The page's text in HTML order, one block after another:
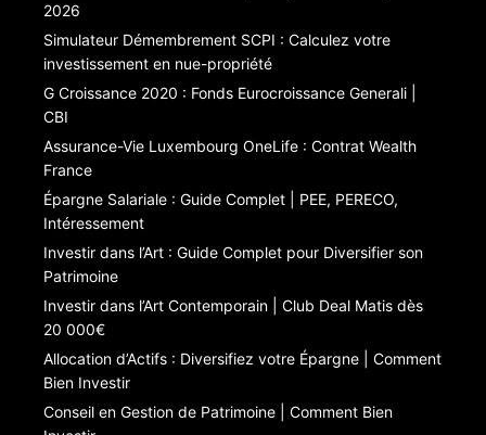
2026
Simulateur Démembrement SCPI : Calculez votre
investissement en nue-propriété
G Croissance 2020 : Fonds Eurocroissance Generali |
CBI
Assurance-Vie Luxembourg OneLife : Contrat Wealth
France
Épargne Salariale : Guide Complet | PEE, PERECO,
Intéressement
Investir dans l’Art : Guide Complet pour Diversifier son
Patrimoine
Investir dans l’Art Contemporain | Club Deal Matis dès
20 000€
Allocation d’Actifs : Diversifiez votre Épargne | Comment
Bien Investir
Conseil en Gestion de Patrimoine | Comment Bien